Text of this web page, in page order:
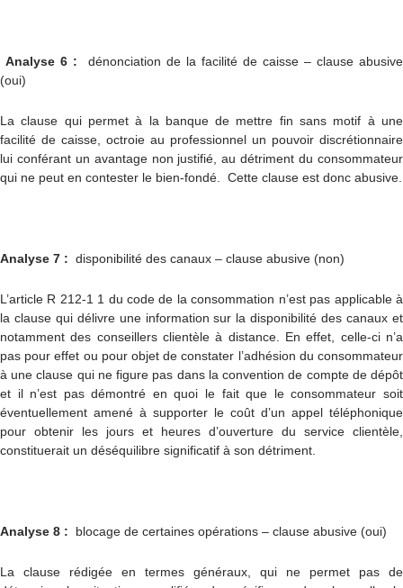
Analyse 6 :
dénonciation de la facilité de caisse – clause abusive
(oui)
La clause qui permet à la banque de mettre fin sans motif à une
facilité de caisse, octroie au professionnel un pouvoir discrétionnaire
lui conférant un avantage non justifié, au détriment du consommateur
qui ne peut en contester le bien-fondé. Cette clause est donc abusive.
Analyse 7 : disponibilité des canaux – clause abusive (non)
L’article R 212-1 1 du code de la consommation n’est pas applicable à
la clause qui délivre une information sur la disponibilité des canaux et
notamment des conseillers clientèle à distance. En effet, celle-ci n’a
pas pour effet ou pour objet de constater l’adhésion du consommateur
à une clause qui ne figure pas dans la convention de compte de dépôt
et il n’est pas démontré en quoi le fait que le consommateur soit
éventuellement amené à supporter le coût d’un appel téléphonique
pour obtenir les jours et heures d’ouverture du service clientèle,
constituerait un déséquilibre significatif à son détriment.
Analyse 8 : blocage de certaines opérations – clause abusive (oui)
La clause rédigée en termes généraux, qui ne permet pas de